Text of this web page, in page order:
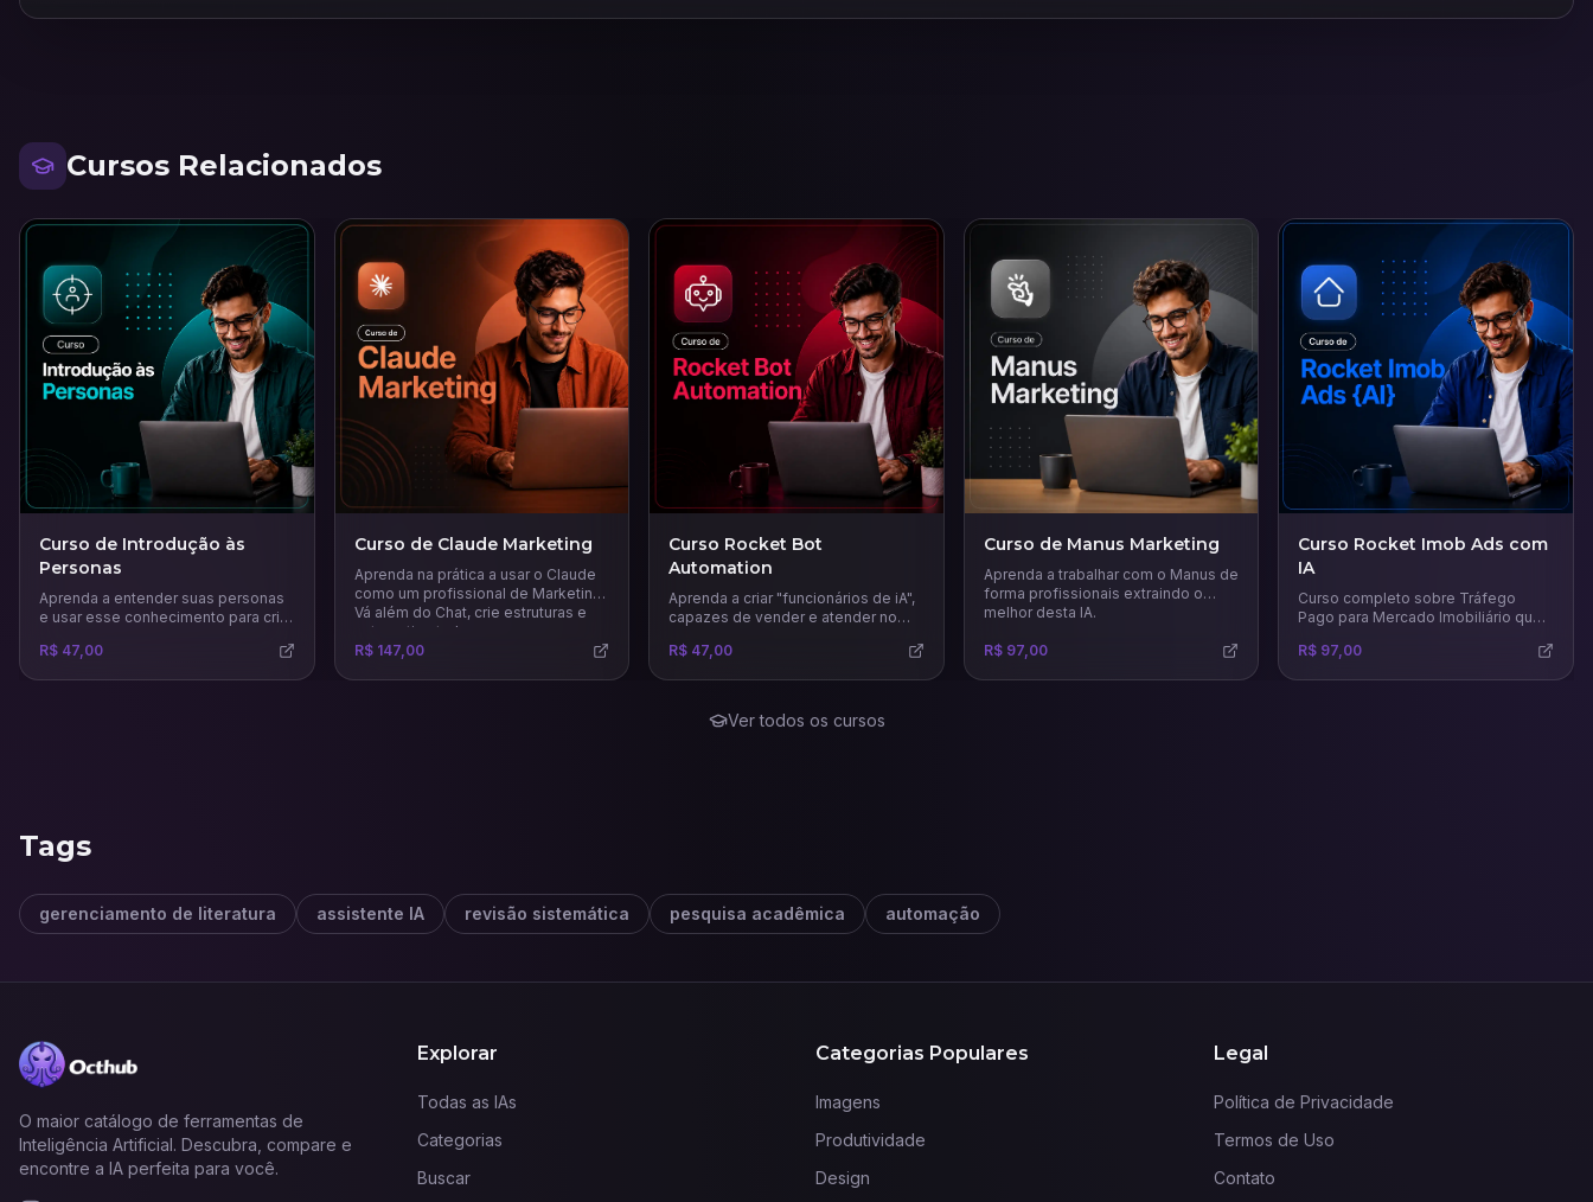
Cursos Relacionados
Curso de Introdução às
Personas
Aprenda a entender suas personas
e usar esse conhecimento para criar
precisas e eficazes.
R$ 47,00
Curso de Claude Marketing
Aprenda na prática a usar o Claude
como um profissional de Marketing.
Vá além do Chat, crie estruturas e
automatize tudo.
R$ 147,00
Curso Rocket Bot
Automation
Aprenda a criar "funcionários de iA",
capazes de vender e atender no
dia com uma comunicação humana.
R$ 47,00
Curso de Manus Marketing
Aprenda a trabalhar com o Manus de
forma profissionais extraindo o
melhor desta IA.
R$ 97,00
Curso Rocket Imob Ads com
IA
Curso completo sobre Tráfego
Pago para Mercado Imobiliário que
certeiras para venda e aluguel de
R$ 97,00
Ver todos os cursos
Tags
gerenciamento de literatura assistente IA revisão sistemática pesquisa acadêmica automação
O maior catálogo de ferramentas de
Inteligência Artificial. Descubra, compare e
encontre a IA perfeita para você.
Explorar
Todas as IAs
Categorias
Buscar
Categorias Populares
Imagens
Produtividade
Design
Legal
Política de Privacidade
Termos de Uso
Contato